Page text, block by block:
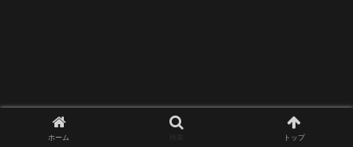
ホーム トップ